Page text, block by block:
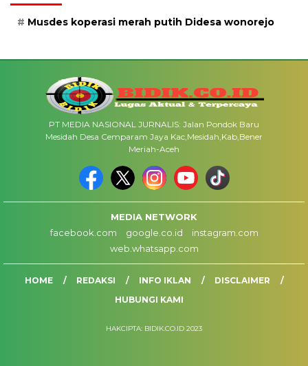
Musdes koperasi merah putih Didesa wonorejo
PT MEDIA NASIONAL JURNALIS: Jalan Pondok Baru
Mesidah Desa Cemparam Jaya Kac,Mesidah,Kab,Bener
Meriah-Aceh
MEDIA NETWORK
facebook.com
google.co.id
instagram.com
web.whatsapp.com
HOME REDAKSI INFO IKLAN
DISCLAIMER
HUBUNGI KAMI
HAKCIPTA: BIDIK.CO.ID 2023